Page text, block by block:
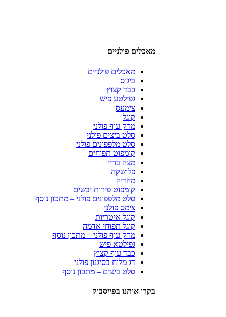
מאכלים פולניים
מאכלים פולניים
ביגוס
כבד קצוץ
גפילטע פיש
צימעס
קוגל
מרק עוף פולני
סלט ביצים פולני
סלט מלפפונים פולני
קומפוט תפוחים
מצה בריי
פלושקה
מיזריה
קומפוט פירות יבשים
סלט מלפפונים פולני – מתכון נוסף
צימס פולני
קוגל איטריות
קוגל תפוחי אדמה
מרק עוף פולני – מתכון נוסף
גפילטא פיש
כבד עוף קצוץ
דג מלוח בסיגנון פולני
סלט ביצים – מתכון נוסף
בקרו אותנו בפייסבוק